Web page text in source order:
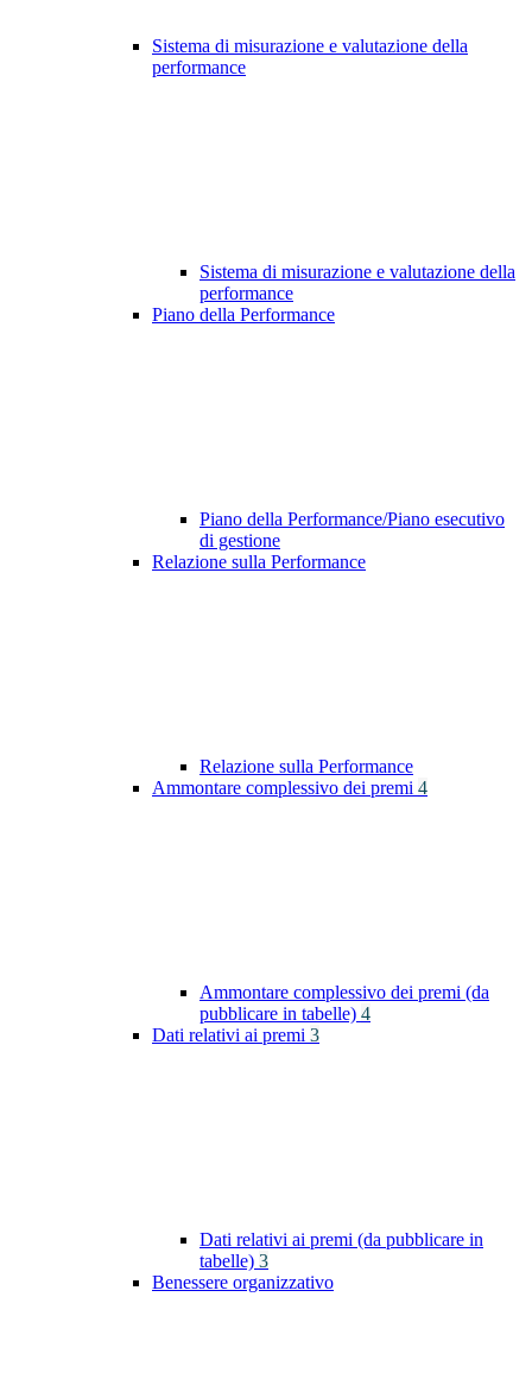
Sistema di misurazione e valutazione della
performance
Sistema di misurazione e valutazione della
performance
Piano della Performance
Piano della Performance/Piano esecutivo
di gestione
Relazione sulla Performance
Relazione sulla Performance
Ammontare complessivo dei premi 4
Ammontare complessivo dei premi (da
pubblicare in tabelle) 4
Dati relativi ai premi 3
Dati relativi ai premi (da pubblicare in
tabelle) 3
Benessere organizzativo